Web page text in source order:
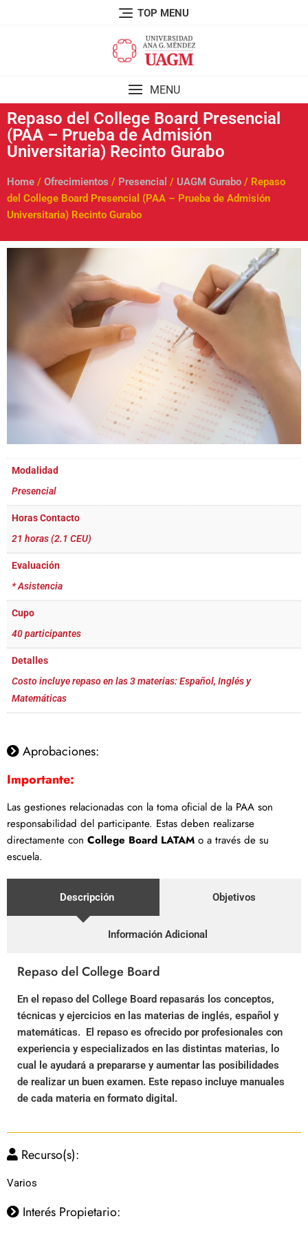
TOP MENU
MENU
Repaso del College Board Presencial
(PAA – Prueba de Admisión
Universitaria) Recinto Gurabo
Home / Ofrecimientos / Presencial / UAGM Gurabo / Repaso
del College Board Presencial (PAA – Prueba de Admisión
Universitaria) Recinto Gurabo
Modalidad
Presencial
Horas Contacto
21 horas (2.1 CEU)
Evaluación
* Asistencia
Cupo
40 participantes
Detalles
Costo incluye repaso en las 3 materias: Español, Inglés y
Matemáticas
Aprobaciones:
Importante:
Las gestiones relacionadas con la toma oficial de la PAA son
responsabilidad del participante. Estas deben realizarse
directamente con College Board LATAM o a través de su
escuela.
Descripción Objetivos
Información Adicional
Repaso del College Board
En el repaso del College Board repasarás los conceptos,
técnicas y ejercicios en las materias de inglés, español y
matemáticas. El repaso es ofrecido por profesionales con
experiencia y especializados en las distintas materias, lo
cual le ayudará a prepararse y aumentar las posibilidades
de realizar un buen examen. Este repaso incluye manuales
de cada materia en formato digital.
Recurso(s):
Varios
Interés Propietario: